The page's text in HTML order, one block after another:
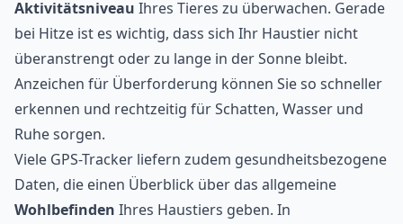
Aktivitätsniveau Ihres Tieres zu überwachen. Gerade
bei Hitze ist es wichtig, dass sich Ihr Haustier nicht
überanstrengt oder zu lange in der Sonne bleibt.
Anzeichen für Überforderung können Sie so schneller
erkennen und rechtzeitig für Schatten, Wasser und
Ruhe sorgen.
Viele GPS-Tracker liefern zudem gesundheitsbezogene
Daten, die einen Überblick über das allgemeine
Wohlbefinden Ihres Haustiers geben. In